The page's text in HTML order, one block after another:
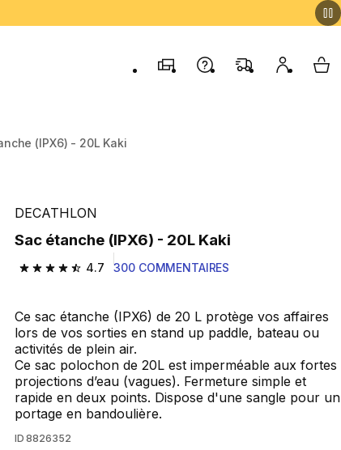
MagasinsContactez-nous
FAQ Mon My
(IPX6) - 20L Kaki
DECATHLON
Sac étanche (IPX6) - 20L Kaki
4.7
4.7 out of 5 stars from 300 reviews
300 COMMENTAIRES
Ce sac étanche (IPX6) de 20 L protège vos affaires
lors de vos sorties en stand up paddle, bateau ou
activités de plein air.
Ce sac polochon de 20L est imperméable aux fortes
projections d’eau (vagues). Fermeture simple et
rapide en deux points. Dispose d'une sangle pour un
portage en bandoulière.
ID 8826352